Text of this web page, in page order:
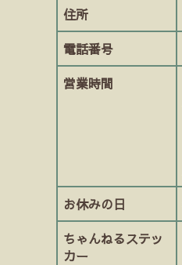
住所
電話番号
営業時間
お休みの日
ちゃんねるステッ
カー